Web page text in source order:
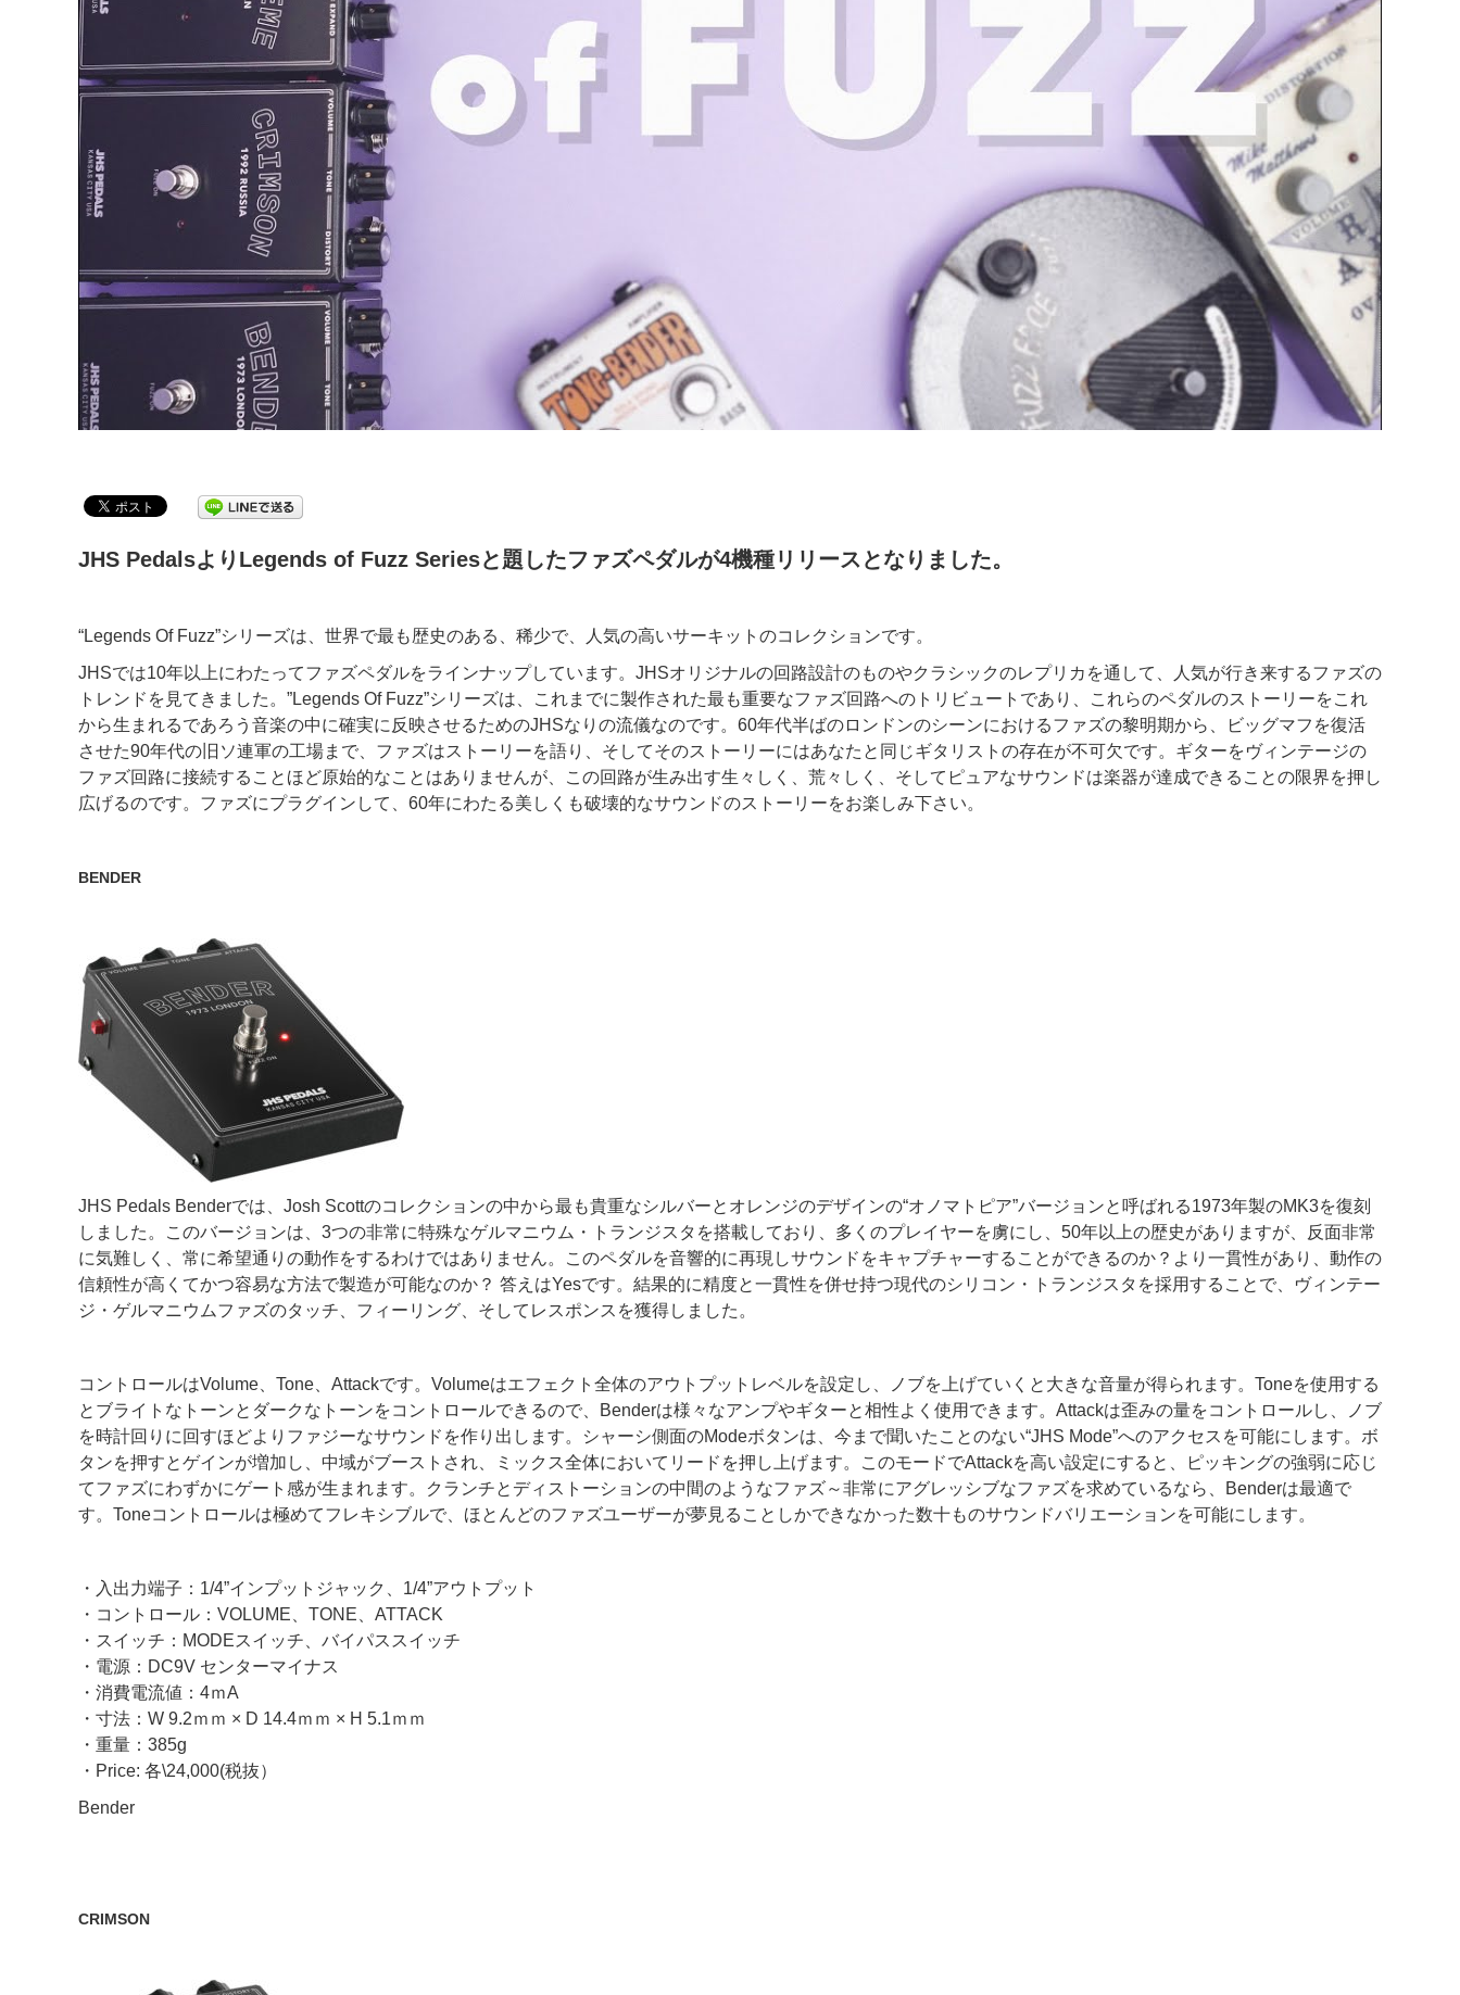
JHS PedalsよりLegends of Fuzz Seriesと題したファズペダルが4機種リリースとなりました。
“Legends Of Fuzz”シリーズは、世界で最も歴史のある、稀少で、人気の高いサーキットのコレクションです。
JHSでは10年以上にわたってファズペダルをラインナップしています。JHSオリジナルの回路設計のものやクラシックのレプリカを通して、人気が行き来するファズの
トレンドを見てきました。”Legends Of Fuzz”シリーズは、これまでに製作された最も重要なファズ回路へのトリビュートであり、これらのペダルのストーリーをこれ
から生まれるであろう音楽の中に確実に反映させるためのJHSなりの流儀なのです。60年代半ばのロンドンのシーンにおけるファズの黎明期から、ビッグマフを復活
させた90年代の旧ソ連軍の工場まで、ファズはストーリーを語り、そしてそのストーリーにはあなたと同じギタリストの存在が不可欠です。ギターをヴィンテージの
ファズ回路に接続することほど原始的なことはありませんが、この回路が生み出す生々しく、荒々しく、そしてピュアなサウンドは楽器が達成できることの限界を押し
広げるのです。ファズにプラグインして、60年にわたる美しくも破壊的なサウンドのストーリーをお楽しみ下さい。
BENDER
JHS Pedals Benderでは、Josh Scottのコレクションの中から最も貴重なシルバーとオレンジのデザインの“オノマトピア”バージョンと呼ばれる1973年製のMK3を復刻
しました。このバージョンは、3つの非常に特殊なゲルマニウム・トランジスタを搭載しており、多くのプレイヤーを虜にし、50年以上の歴史がありますが、反面非常
に気難しく、常に希望通りの動作をするわけではありません。このペダルを音響的に再現しサウンドをキャプチャーすることができるのか？より一貫性があり、動作の
信頼性が高くてかつ容易な方法で製造が可能なのか？ 答えはYesです。結果的に精度と一貫性を併せ持つ現代のシリコン・トランジスタを採用することで、ヴィンテー
ジ・ゲルマニウムファズのタッチ、フィーリング、そしてレスポンスを獲得しました。
コントロールはVolume、Tone、Attackです。Volumeはエフェクト全体のアウトプットレベルを設定し、ノブを上げていくと大きな音量が得られます。Toneを使用する
とブライトなトーンとダークなトーンをコントロールできるので、Benderは様々なアンプやギターと相性よく使用できます。Attackは歪みの量をコントロールし、ノブ
を時計回りに回すほどよりファジーなサウンドを作り出します。シャーシ側面のModeボタンは、今まで聞いたことのない“JHS Mode”へのアクセスを可能にします。ボ
タンを押すとゲインが増加し、中域がブーストされ、ミックス全体においてリードを押し上げます。このモードでAttackを高い設定にすると、ピッキングの強弱に応じ
てファズにわずかにゲート感が生まれます。クランチとディストーションの中間のようなファズ～非常にアグレッシブなファズを求めているなら、Benderは最適で
す。Toneコントロールは極めてフレキシブルで、ほとんどのファズユーザーが夢見ることしかできなかった数十ものサウンドバリエーションを可能にします。
・入出力端子：1/4”インプットジャック、1/4”アウトプット
・コントロール：VOLUME、TONE、ATTACK
・スイッチ：MODEスイッチ、バイパススイッチ
・電源：DC9V センターマイナス
・消費電流値：4ｍA
・寸法：W 9.2ｍｍ × D 14.4ｍｍ × H 5.1ｍｍ
・重量：385g
・Price: 各\24,000(税抜）
Bender
CRIMSON